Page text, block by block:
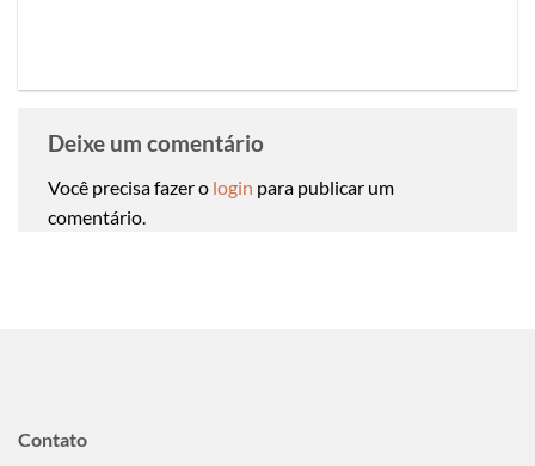
Deixe um comentário
Você precisa fazer o login para publicar um
comentário.
Contato